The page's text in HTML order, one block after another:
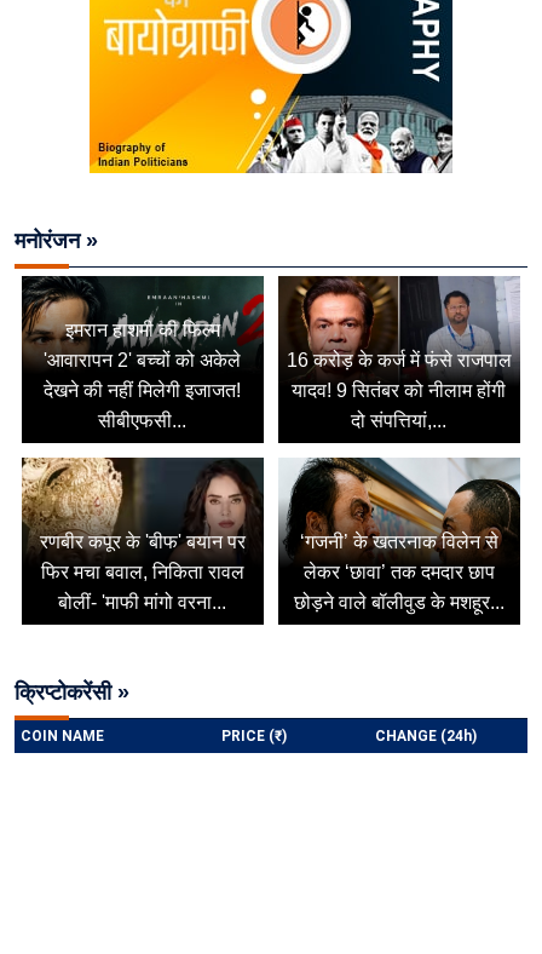
मनोरंजन »
इमरान हाशमी की फिल्म
'आवारापन 2' बच्चों को अकेले
देखने की नहीं मिलेगी इजाजत!
सीबीएफसी...
16 करोड़ के कर्ज में फंसे राजपाल
यादव! 9 सितंबर को नीलाम होंगी
दो संपत्तियां,...
रणबीर कपूर के 'बीफ' बयान पर
फिर मचा बवाल, निकिता रावल
बोलीं- 'माफी मांगो वरना...
‘गजनी’ के खतरनाक विलेन से
लेकर ‘छावा’ तक दमदार छाप
छोड़ने वाले बॉलीवुड के मशहूर...
क्रिप्टोकरेंसी »